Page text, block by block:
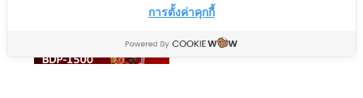
การตั้งค่าคุกกี้